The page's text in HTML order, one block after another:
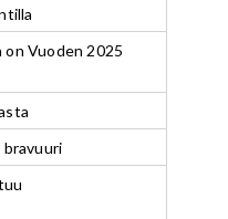
Vuoden 2025
bravuuri